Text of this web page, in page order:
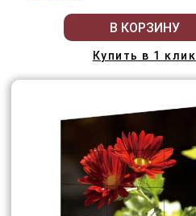
В КОРЗИНУ
Купить в 1 клик